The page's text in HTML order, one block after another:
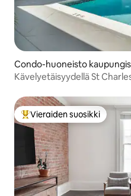
Condo-huoneisto
Kävelyetäisyydellä St
Vieraiden suosikkien
Vieraiden suosikki